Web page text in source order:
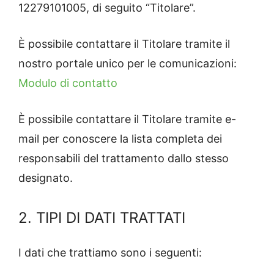
12279101005, di seguito “Titolare”.
È possibile contattare il Titolare tramite il
nostro portale unico per le comunicazioni:
Modulo di contatto
È possibile contattare il Titolare tramite e-
mail per conoscere la lista completa dei
responsabili del trattamento dallo stesso
designato.
2. TIPI DI DATI TRATTATI
I dati che trattiamo sono i seguenti: